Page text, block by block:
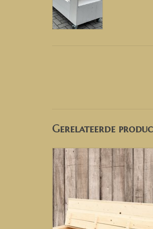
Gerelateerde
Steigerhout loungebank,
bank, houten bank in diverse
wash, black wash, white wash,
wash, old brown wash,
TOEVOEGEN AAN